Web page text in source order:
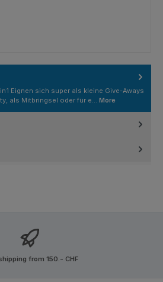
Eignen sich super als kleine Give-Aways
als Mitbringsel oder für e… More
from 150.- CHF